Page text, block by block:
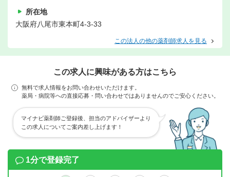
所在地
大阪府八尾市東本町4-3-33
この法人の他の薬剤師求人を見る
この求人に興味がある方はこちら
無料で求人情報をお問い合わせいただけます。
薬局・病院等への直接応募・問い合わせではありませんのでご安心ください。
マイナビ薬剤師ご登録後、担当のアドバイザーより
この求人についてご案内差し上げます！
1分で登録完了